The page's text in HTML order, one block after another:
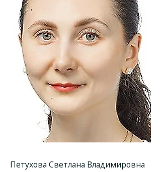
Петухова Светлана Владимировна